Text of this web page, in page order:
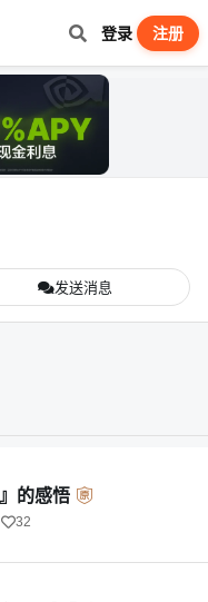
登录 注册
发送消息
的感悟
32